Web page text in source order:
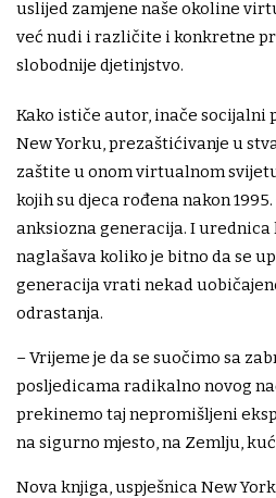
uslijed zamjene naše okoline
već nudi i različite i konkretne
slobodnije djetinjstvo.
Kako ističe autor, inače socijalni
New Yorku, prezaštićivanje u
zaštite u onom virtualnom
kojih su djeca rođena nakon
anksiozna generacija. I urednica
naglašava koliko je bitno da se
generacija vrati nekad
odrastanja.
– Vrijeme je da se suočimo sa
posljedicama radikalno novog
prekinemo taj nepromišljeni
na sigurno mjesto, na Zemlju,
Nova knjiga, uspješnica New